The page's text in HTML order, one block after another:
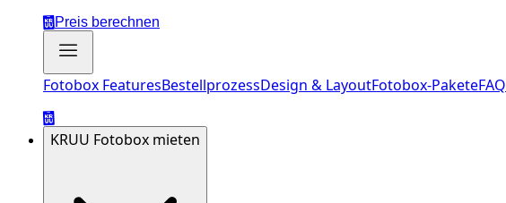
Preis berechnen
Fotobox FeaturesBestellprozessDesign & LayoutFotobox-PaketeFAQ
KRUU Fotobox mieten